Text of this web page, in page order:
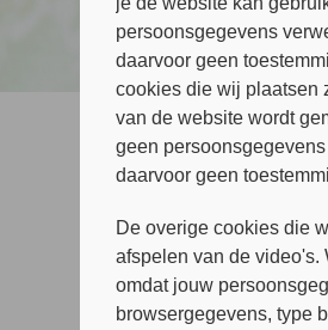
Marthe
Meer over mijzelf:
Mijn naam is Marthe
coördineer ik het
persoonsgegevens
daarvoor geen
cookies die wij plaatsen
van de website wordt
geen
daarvoor geen
De overige cookies die
afspelen van de video's.
omdat jouw
browsergegevens, type